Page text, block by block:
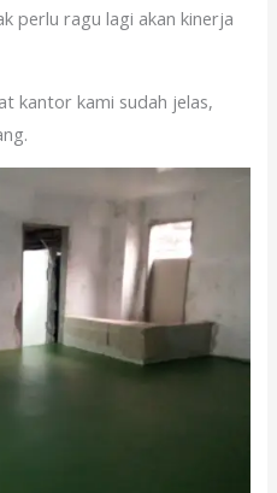
perlu ragu lagi akan kinerja
kantor kami sudah jelas,